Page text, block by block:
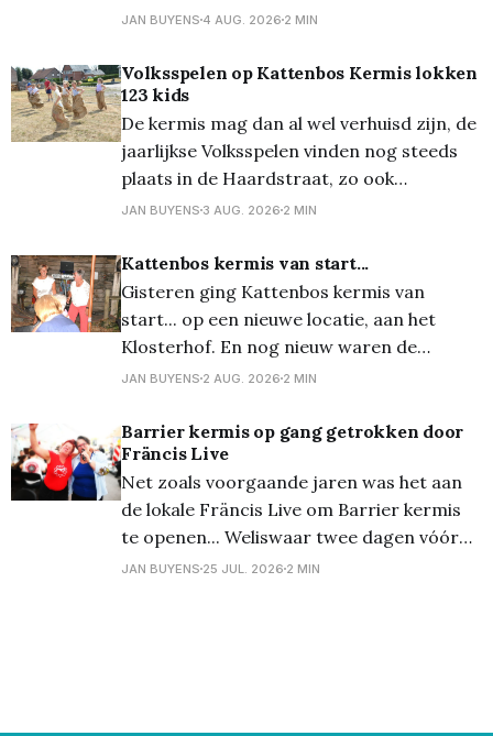
even traditioneel werd van start gegaan
eerst de 1 tot 3-jarigen en nadien de 4 tot
6-jaringen zoveel mogelijk snoep moesten
verzamelen op een parcours (waar
JAN BUYENS 4 AUG. 2026 2 MIN
Volksspelen op Kattenbos Kermis lokken
123 kids
De kermis mag dan al wel verhuisd zijn, de
jaarlijkse Volksspelen vinden nog steeds
plaats in de Haardstraat, zo ook
vanmiddag. Onder een loden zon kwamen
opdagen voor deze jaarlijkse leuke
traditie. Van zaklopen tot paalklimmen en
véél meer, de pret kon niet
JAN BUYENS 3 AUG. 2026 2 MIN
Kattenbos kermis van start...
Gisteren ging Kattenbos kermis van
start... op een nieuwe locatie, aan het
Klosterhof. En nog nieuw waren de
botsauto's, tot groot plezier van velen.
op de weide van Vic's Halloween terecht
voor een heerlijke frisse
JAN BUYENS 2 AUG. 2026 2 MIN
Barrier kermis op gang getrokken door
Fräncis Live
Net zoals voorgaande jaren was het aan
de lokale Fräncis Live om Barrier kermis
te openen... Weliswaar twee dagen vóór
de 'officiële' start op zondag, maar daar
JAN BUYENS 25 JUL. 2026 2 MIN